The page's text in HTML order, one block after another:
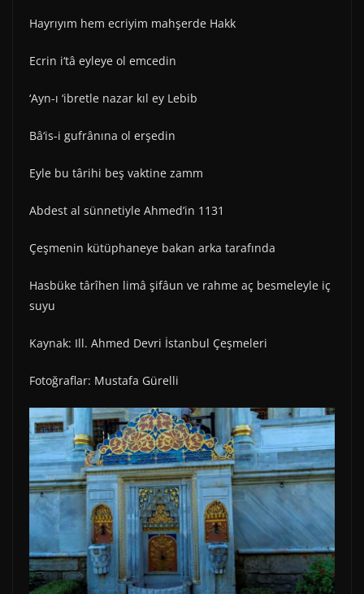
Hayrıyım hem ecriyim mahşerde Hakk
Ecrin i‘tâ eyleye ol emcedin
‘Ayn-ı ‘ibretle nazar kıl ey Lebib
Bâ‘is-i gufrânına ol erşedin
Eyle bu târihi beş vaktine zamm
Abdest al sünnetiyle Ahmed’in 1131
Çeşmenin kütüphaneye bakan arka tarafında
Hasbüke târîhen limâ şifâun ve rahme aç besmeleyle iç
suyu
Kaynak: Ill. Ahmed Devri İstanbul Çeşmeleri
Fotoğraflar: Mustafa Gürelli